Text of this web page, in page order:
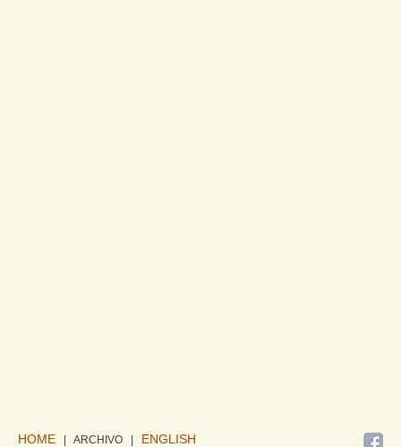
HOME | ARCHIVO ENGLISH